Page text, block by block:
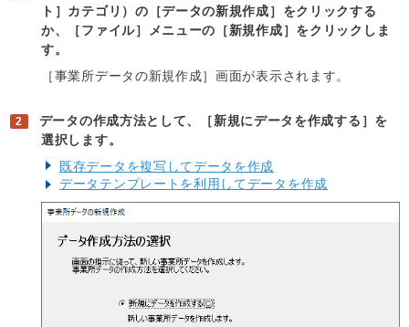
ト］カテゴリ）の［データの新規作成］をクリックする
か、［ファイル］メニューの［新規作成］をクリックしま
す。
［事業所データの新規作成］画面が表示されます。
データの作成方法として、［新規にデータを作成する］を
選択します。
既存データを複写してデータを作成
データテンプレートを利用してデータを作成